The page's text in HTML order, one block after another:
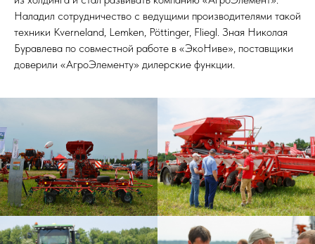
Наладил сотрудничество с ведущими производителями такой
техники Kverneland, Lemken, Pöttinger, Fliegl. Зная Николая
Буравлева по совместной работе в «ЭкоНиве», поставщики
доверили «АгроЭлементу» дилерские функции.